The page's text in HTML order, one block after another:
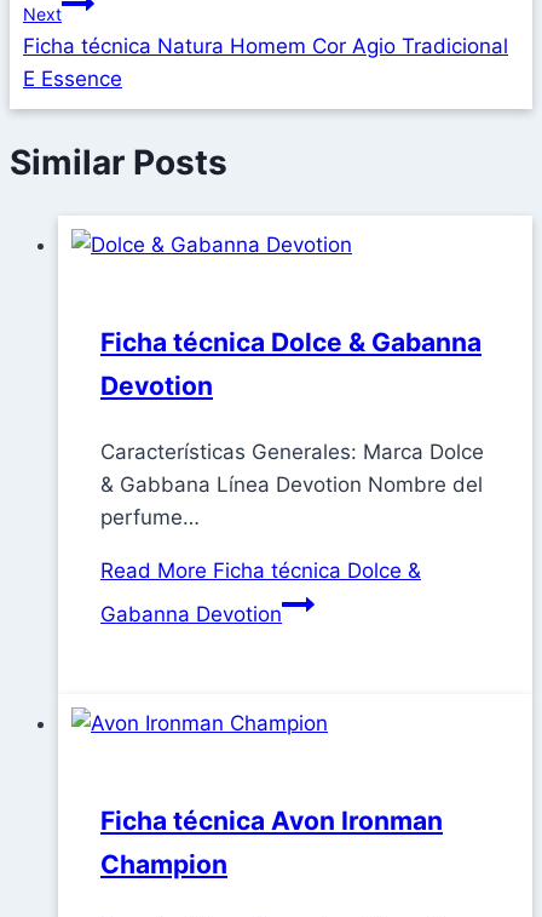
Next
Ficha técnica Natura Homem Cor Agio Tradicional
E Essence
Similar Posts
Ficha técnica Dolce & Gabanna
Devotion
Características Generales: Marca Dolce
& Gabbana Línea Devotion Nombre del
perfume…
Read More Ficha técnica Dolce &
Gabanna Devotion
Ficha técnica Avon Ironman
Champion